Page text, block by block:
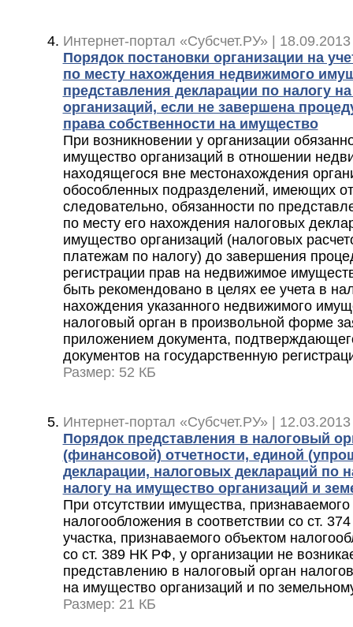
Интернет-портал «Субсчет.РУ» |
Порядок постановки организации на
по месту нахождения недвижимого
представления декларации по налогу
организаций, если не завершена
права собственности на имущество
При возникновении у организации
имущество организаций в отношении
находящегося вне местонахождения
обособленных подразделений, имеющих
следовательно, обязанности по
по месту его нахождения налоговых
имущество организаций (налоговых
платежам по налогу) до завершения
регистрации прав на недвижимое
быть рекомендовано в целях ее учета в
нахождения указанного недвижимого
налоговый орган в произвольной форме
приложением документа,
документов на государственную
Размер: 52 КБ
Интернет-портал «Субсчет.РУ» |
Порядок представления в налоговый
(финансовой) отчетности, единой
декларации, налоговых деклараций по
налогу на имущество организаций и
При отсутствии имущества,
налогообложения в соответствии со ст.
участка, признаваемого объектом
со ст. 389 НК РФ, у организации не
представлению в налоговый орган
на имущество организаций и по
Размер: 21 КБ